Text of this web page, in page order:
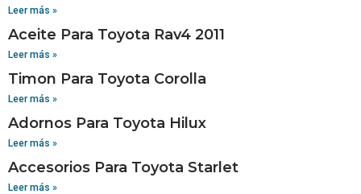
Leer más »
Aceite Para Toyota Rav4 2011
Leer más »
Timon Para Toyota Corolla
Leer más »
Adornos Para Toyota Hilux
Leer más »
Accesorios Para Toyota Starlet
Leer más »